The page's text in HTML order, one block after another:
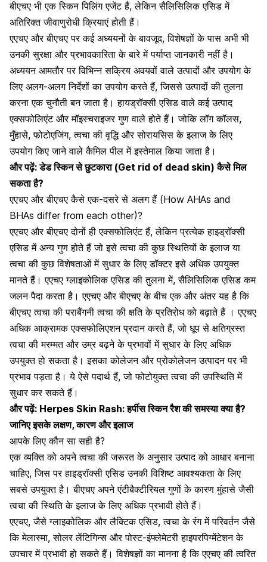
बीएचए भी एक स्किन पिलिंग एजेंट हैं, लेकिन सैलिसिलिक एसिड में
अतिरिक्त जीवाणुरोधी क्रियाएं होती हैं।
एएचए और बीएचए पर कई अध्ययनों के बावजूद, विशेषज्ञों के पास अभी भी
उनकी सुरक्षा और प्रभावकारिता के बारे में पर्याप्त जानकारी नहीं है।
अध्ययन आमतौर पर विभिन्न सक्रिय अवयवों वाले उत्पादों और उपयोग के
लिए अलग-अलग निर्देशों का उपयोग करते हैं, जिससे उत्पादों की तुलना
करना एक चुनौती बन जाता है। हायड्रॉक्सी एसिड वाले कई उत्पाद
एक्सफोलिएंट और मॉइस्चराइजर गुण वाले होते हैं। जोकि लॉग कॉलस,
मुँहासे, फोटोएजिंग, त्वचा की वृद्धि और सोरायसिस के इलाज के लिए
उपयोग किए जाने वाले कैमिल पील में इस्तेमाल किया जाता है।
और पढ़ें:डेड स्किन से छुटकारा (Get rid of dead skin) कैसे मिल
सकता है?
एएचए और बीएचए कैसे एक-दसरे से अलग हैं (How AHAs and
BHAs differ from each other)?
एएचए और बीएचए दोनों ही एक्सफोलिएंट हैं, लेकिन प्रत्येक हाइड्रॉक्सी
एसिड में अन्य गुण होते हैं जो इसे त्वचा की कुछ स्थितियों के इलाज या
त्वचा की कुछ विशेषताओं में सुधार के लिए डॉक्टर इसे अधिक उपयुक्त
मानते हैं। एएचए ग्लाइकोलिक एसिड की तुलना में, सैलिसिलिक एसिड कम
जलन पैदा करता है। एएचए और बीएचए के बीच एक और अंतर यह है कि
बीएचए त्वचा की पराबैंगनी त्वचा की क्षति के प्रतिरोध को बढ़ाते हैं । एएचए
अधिक आक्रामक एक्सफोलिएशन प्रदान करते हैं, जो धूप से क्षतिग्रस्त
त्वचा की मरम्मत और उम्र बढ़ने के प्रभावों में सुधार के लिए अधिक
उपयुक्त हो सकता है। इसका कोलेजन और प्रोकोलेजन उत्पादन पर भी
प्रभाव पड़ता है। ये ऐसे पदार्थ हैं, जो फोटोयुक्त त्वचा की उपस्थिति में
सुधार कर सकते हैं।
और पढ़ें: Herpes Skin Rash: हर्पीस स्किन रैश की समस्या क्या है?
जानिए इसके लक्षण, कारण और इलाज
आपके लिए कौन सा सही है?
एक व्यक्ति को अपने त्वचा की जरूरत के अनुसार उत्पाद को आधार बनाना
चाहिए, जिस पर हाइड्रॉक्सी एसिड उनकी विशिष्ट आवश्यकता के लिए
सबसे उपयुक्त है। बीएचए अपने एंटीबैक्टीरियल गुणों के कारण मुंहासे जैसी
त्वचा की स्थिति के इलाज के लिए अधिक प्रभावी होते हैं।
एएचए, जैसे ग्लाइकोलिक और लैक्टिक एसिड, त्वचा के रंग में परिवर्तन जैसे
कि मेलास्मा, सोलर लेंटिगिन्स और पोस्ट-इंफ्लेमेटरी हाइपरपिग्मेंटेशन के
उपचार में प्रभावी हो सकते हैं। विशेषज्ञों का मानना ​​है कि एएचए की त्वरित